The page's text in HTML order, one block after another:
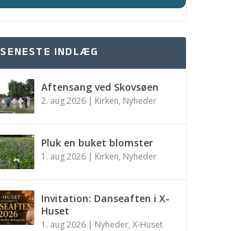
SENESTE INDLÆG
Aftensang ved Skovsøen
2. aug 2026 | Kirken, Nyheder
Pluk en buket blomster
1. aug 2026 | Kirken, Nyheder
Invitation: Danseaften i X-
Huset
1. aug 2026 | Nyheder,X-Huset